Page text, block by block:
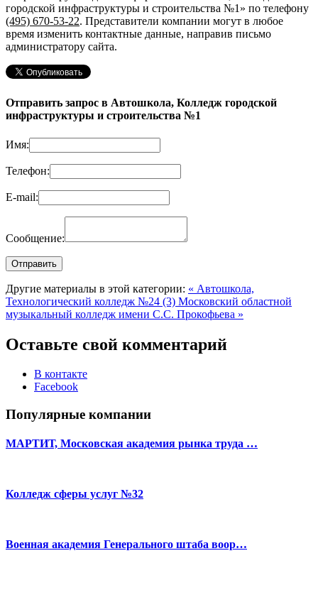
городской инфраструктуры и строительства №1» по телефону
(495) 670-53-22. Представители компании могут в любое
время изменить контактные данные, направив письмо
администратору сайта.
Отправить запрос в Автошкола, Колледж городской
инфраструктуры и строительства №1
Имя:
Телефон:
E-mail:
Сообщение:
Другие материалы в этой категории: « Автошкола,
Технологический колледж №24 (3) Московский областной
музыкальный колледж имени С.С. Прокофьева »
Оставьте свой комментарий
В контакте
Facebook
Популярные компании
МАРТИТ, Московская академия рынка труда …
Колледж сферы услуг №32
Военная академия Генерального штаба воор…